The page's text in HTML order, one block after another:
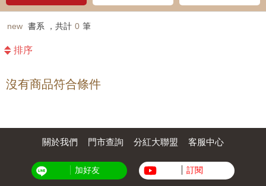
new 書系 ，共計 0 筆
排序
沒有商品符合條件
關於我們 門市查詢 分紅大聯盟 客服中心
加好友 訂閱